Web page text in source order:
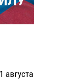
августа